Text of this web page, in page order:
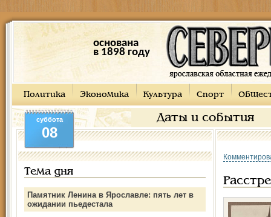
основана
в 1898 году
Политика Экономика Культура Спорт
Даты и события
суббота
08
Тема дня
Памятник Ленина в Ярославле: пять лет в
ожидании пьедестала